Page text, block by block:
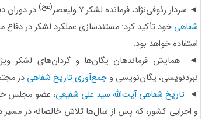
◄ سردار رئوفی‌نژاد، فرمانده لشکر ۷ ولیعصر
(عج) در دوران
شفاهی خود تأکید کرد: مستندسازی عملکرد لشکر در دفاع
استفاده خواهد بود.
نبردنویسی، یگان‌نویسی و جمع‌آوری تاریخ شفاهی در
◄تاریخ شفاهی آیت‌الله سید علی شفیعی، عضو مجلس
و اجرایی کشور، که پس از سال‌ها تلاش خالصانه در